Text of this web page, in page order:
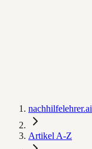
nachhilfelehrer.ai
Artikel A-Z